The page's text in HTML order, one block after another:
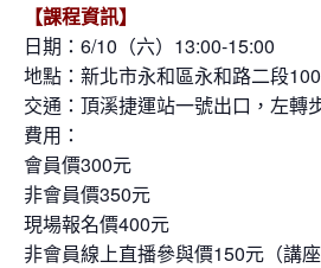
【課程資訊】
日期：6/10（六）13:00-15:00
地點：新北市永和區永和路二段
交通：頂溪捷運站一號出口，左轉
費用：
會員價300元
非會員價350元
現場報名價400元
非會員線上直播參與價150元（講座